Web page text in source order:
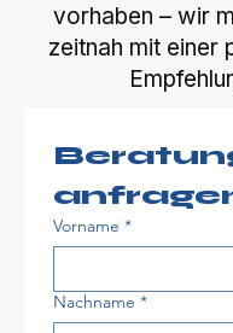
vorhaben – wir
zeitnah mit einer
Vorname *
Nachname *